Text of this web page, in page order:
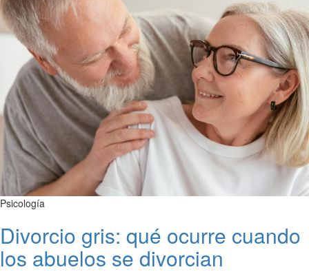
Psicología
Divorcio gris: qué ocurre cuando
los abuelos se divorcian